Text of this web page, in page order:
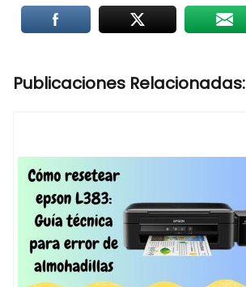
Publicaciones Relacionadas: